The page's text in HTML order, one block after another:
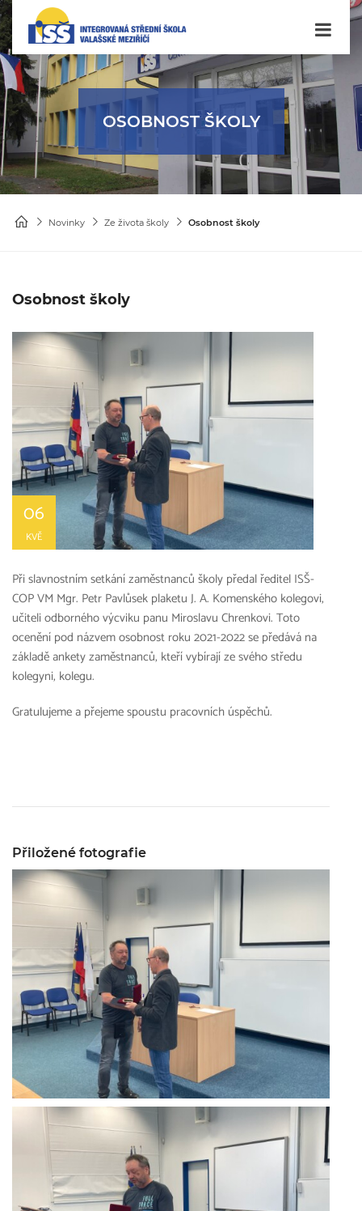
OSOBNOST ŠKOLY
Novinky Ze života školy Osobnost školy
Osobnost školy
06
KVĚ
Při slavnostním setkání zaměstnanců školy předal ředitel ISŠ-
COP VM Mgr. Petr Pavlůsek plaketu J. A. Komenského kolegovi,
učiteli odborného výcviku panu Miroslavu Chrenkovi. Toto
ocenění pod názvem osobnost roku 2021-2022 se předává na
základě ankety zaměstnanců, kteří vybírají ze svého středu
kolegyni, kolegu.
Gratulujeme a přejeme spoustu pracovních úspěchů.
Přiložené fotografie